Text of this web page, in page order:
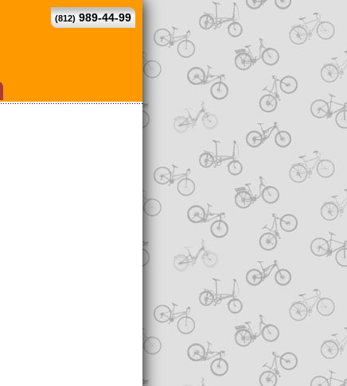
(812) 989-44-99